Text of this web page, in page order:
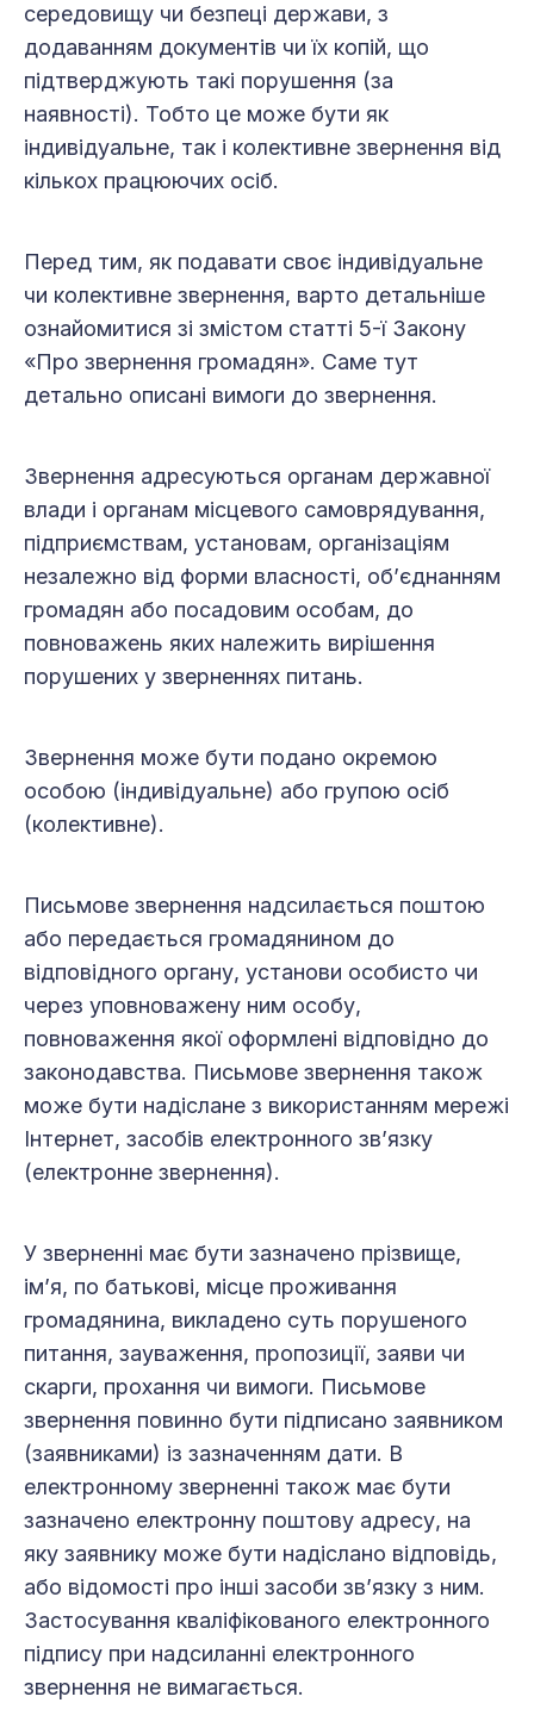
середовищу чи безпеці держави, з
додаванням документів чи їх копій, що
підтверджують такі порушення (за
наявності). Тобто це може бути як
індивідуальне, так і колективне звернення від
кількох працюючих осіб.
Перед тим, як подавати своє індивідуальне
чи колективне звернення, варто детальніше
ознайомитися зі змістом статті 5-ї Закону
«Про звернення громадян». Саме тут
детально описані вимоги до звернення.
Звернення адресуються органам державної
влади і органам місцевого самоврядування,
підприємствам, установам, організаціям
незалежно від форми власності, об’єднанням
громадян або посадовим особам, до
повноважень яких належить вирішення
порушених у зверненнях питань.
Звернення може бути подано окремою
особою (індивідуальне) або групою осіб
(колективне).
Письмове звернення надсилається поштою
або передається громадянином до
відповідного органу, установи особисто чи
через уповноважену ним особу,
повноваження якої оформлені відповідно до
законодавства. Письмове звернення також
може бути надіслане з використанням мережі
Інтернет, засобів електронного зв’язку
(електронне звернення).
У зверненні має бути зазначено прізвище,
ім’я, по батькові, місце проживання
громадянина, викладено суть порушеного
питання, зауваження, пропозиції, заяви чи
скарги, прохання чи вимоги. Письмове
звернення повинно бути підписано заявником
(заявниками) із зазначенням дати. В
електронному зверненні також має бути
зазначено електронну поштову адресу, на
яку заявнику може бути надіслано відповідь,
або відомості про інші засоби зв’язку з ним.
Застосування кваліфікованого електронного
підпису при надсиланні електронного
звернення не вимагається.